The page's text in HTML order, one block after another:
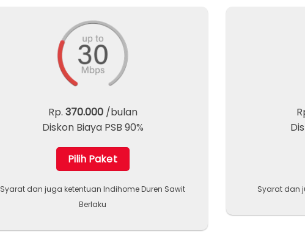
Rp. 370.000/bulan
Diskon Biaya PSB 90%
Pilih Paket
Syarat dan juga ketentuan Indihome Duren Sawit
Berlaku
Syarat dan